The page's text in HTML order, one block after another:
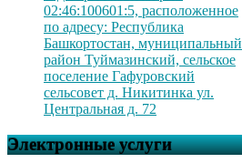
02:46:100601:5, расположенное
по адресу: Республика
Башкортостан, муниципальный
район Туймазинский, сельское
поселение Гафуровский
сельсовет д. Никитинка ул.
Центральная д. 72
Электронные услуги